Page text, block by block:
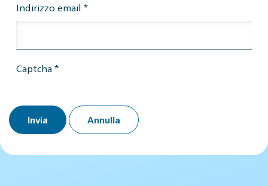
Indirizzo email *
Captcha*
Invia Annulla